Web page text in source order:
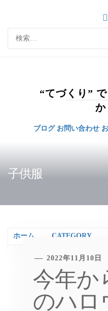
テ
“てづくり”
か
ブログ お問い合わせ
子供服
ホーム CATEGORY
2022年11月10日
今年か
のハロ